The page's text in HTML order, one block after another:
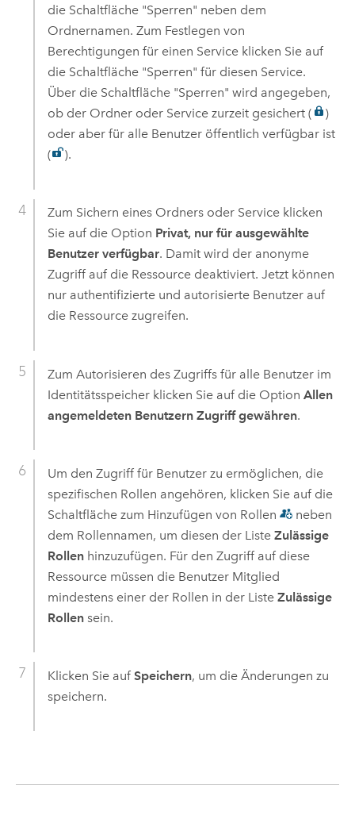
die Schaltfläche "Sperren" neben dem
Ordnernamen. Zum Festlegen von
Berechtigungen für einen Service klicken Sie auf
die Schaltfläche "Sperren" für diesen Service.
Über die Schaltfläche "Sperren" wird angegeben,
ob der Ordner oder Service zurzeit gesichert (
)
oder aber für alle Benutzer öffentlich verfügbar ist
(
).
Zum Sichern eines Ordners oder Service klicken
Sie auf die Option Privat, nur für ausgewählte
Benutzer verfügbar. Damit wird der anonyme
Zugriff auf die Ressource deaktiviert. Jetzt können
nur authentifizierte und autorisierte Benutzer auf
die Ressource zugreifen.
Zum Autorisieren des Zugriffs für alle Benutzer im
Identitätsspeicher klicken Sie auf die Option Allen
angemeldeten Benutzern Zugriff gewähren.
Um den Zugriff für Benutzer zu ermöglichen, die
spezifischen Rollen angehören, klicken Sie auf die
Schaltfläche zum Hinzufügen von Rollen
neben
dem Rollennamen, um diesen der Liste Zulässige
Rollenhinzuzufügen. Für den Zugriff auf diese
Ressource müssen die Benutzer Mitglied
mindestens einer der Rollen in der Liste Zulässige
Rollensein.
Klicken Sie auf Speichern, um die Änderungen zu
speichern.